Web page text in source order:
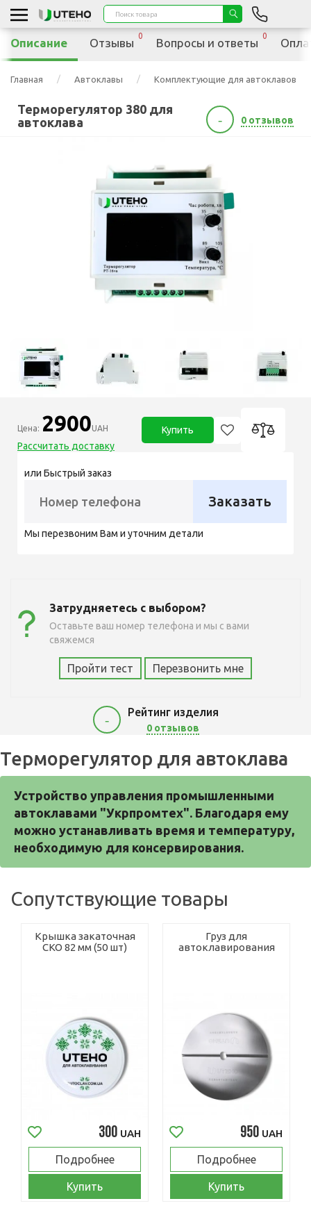
Главная Автоклавы Комплектующие для автоклавов
Терморегулятор 380 для
автоклава
- 0 отзывов
Цена: 2900UAH
Рассчитать доставку
Купить
или Быстрый заказ
Заказать
Мы перезвоним Вам и уточним детали
Затрудняетесь с выбором?
Оставьте ваш номер телефона и мы с вами
свяжемся
Пройти тест Перезвонить мне
-
Рейтинг изделия
0 отзывов
2900
Описание Отзывы
0
Вопросы и ответы
0
Терморегулятор для автоклава
Устройство управления промышленными
автоклавами "Укрпромтех". Благодаря ему
можно устанавливать время и температуру,
необходимую для консервирования.
Сопутствующие товары
Крышка закаточная
СКО 82 мм (50 шт)
300 UAH
Подробнее
Купить
Груз для
автоклавирования
950 UAH
Подробнее
Купить